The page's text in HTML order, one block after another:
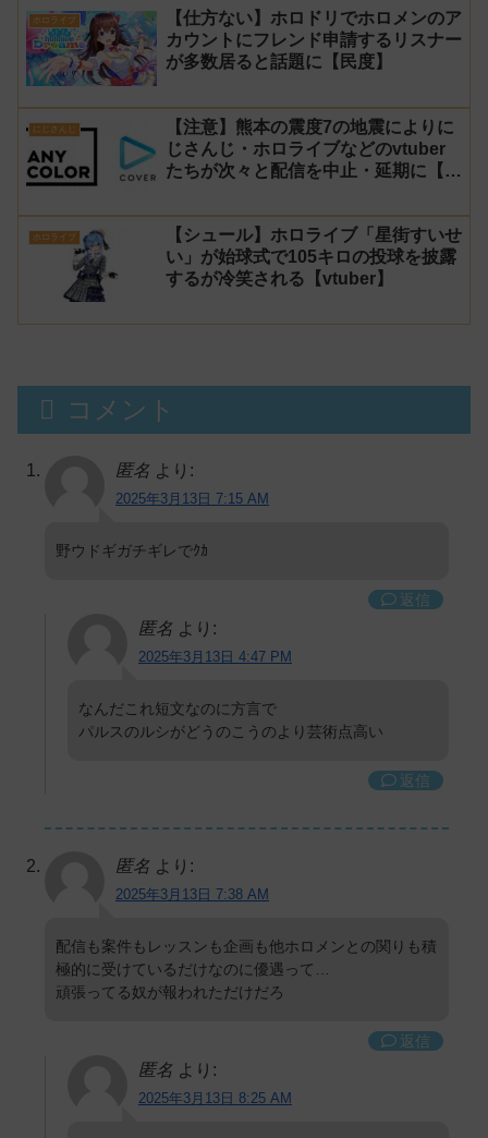
ホロライブ
【仕方ない】ホロドリでホロメンのア
カウントにフレンド申請するリスナー
が多数居ると話題に【民度】
にじさんじ
【注意】熊本の震度7の地震によりに
じさんじ・ホロライブなどのvtuber
たちが次々と配信を中止・延期に【不
ホロライブ
【シュール】ホロライブ「星街すいせ
い」が始球式で105キロの投球を披露
するが冷笑される【vtuber】
コメント
匿名 より:
2025年3月13日 7:15 AM
野ウドギガチギレでｸｶ
返信
匿名 より:
2025年3月13日 4:47 PM
なんだこれ短文なのに方言で
パルスのルシがどうのこうのより芸術点高い
返信
匿名 より:
2025年3月13日 7:38 AM
配信も案件もレッスンも企画も他ホロメンとの関りも積
極的に受けているだけなのに優遇って…
頑張ってる奴が報われただけだろ
返信
匿名 より:
2025年3月13日 8:25 AM